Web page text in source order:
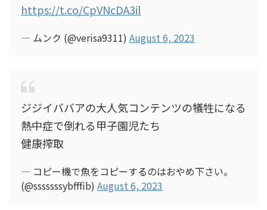
https://t.co/CpVNcDA3il
— ムンク (@verisa9311) August 6, 2023
ジジイババアの大人気コンテンツの犠牲になる
熱中症で倒れる甲子園児たち
健康搾取
— コピー機で魚をコピーするのはおやめ下さい。
(@sssssssybfffib) August 6, 2023